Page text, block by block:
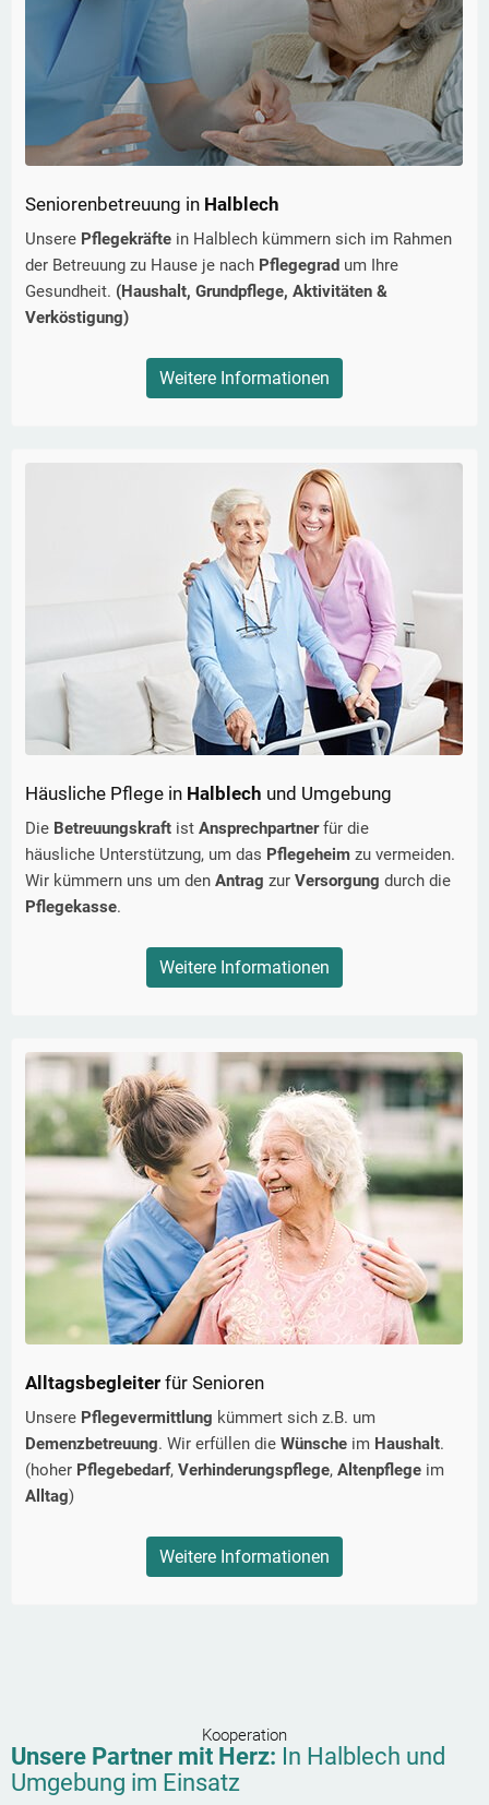
Seniorenbetreuung in Halblech
Unsere Pflegekräfte in Halblech kümmern sich im Rahmen
der Betreuung zu Hause je nach Pflegegrad um Ihre
Gesundheit. (Haushalt, Grundpflege, Aktivitäten &
Verköstigung)
Weitere Informationen
Häusliche Pflege in Halblech und Umgebung
Die Betreuungskraft ist Ansprechpartnerfür die
häusliche Unterstützung, um das Pflegeheim zu vermeiden.
Wir kümmern uns um den Antrag zur Versorgung durch die
Pflegekasse.
Weitere Informationen
Alltagsbegleiter für Senioren
Unsere Pflegevermittlung kümmert sich z.B. um
Demenzbetreuung. Wir erfüllen die Wünsche im Haushalt.
(hoher Pflegebedarf, Verhinderungspflege, Altenpflege im
Alltag)
Weitere Informationen
Kooperation
Unsere Partner mit Herz: In Halblech und
Umgebung im Einsatz